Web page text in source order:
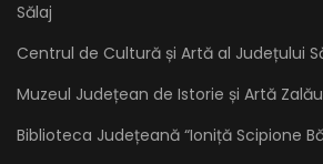
Sălaj
Centrul de Cultură și Artă al Județului
Muzeul Județean de Istorie și Artă Zalău
Biblioteca Județeană “Ioniță Scipione